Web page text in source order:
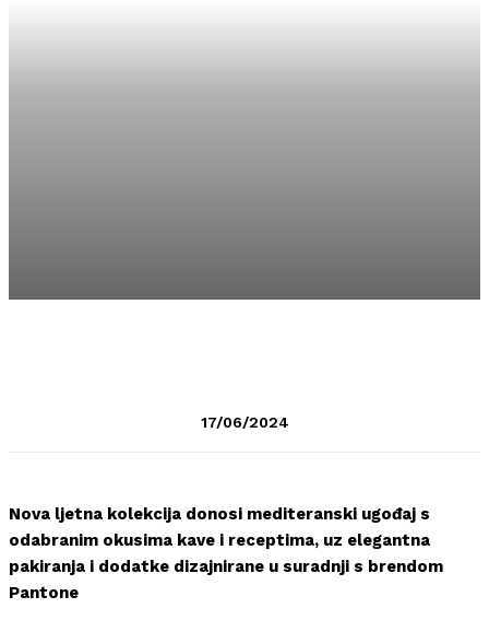
17/06/2024
Nova ljetna kolekcija donosi mediteranski ugođaj s
odabranim okusima kave i receptima, uz elegantna
pakiranja i dodatke dizajnirane u suradnji s brendom
Pantone